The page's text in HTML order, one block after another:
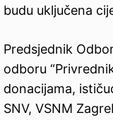
budu uključena
Predsjednik
odboru
donacijama,
SNV, VSNM